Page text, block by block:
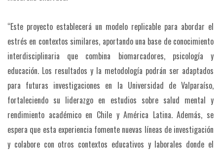
“Este proyecto establecerá un modelo replicable para abordar el
estrés en contextos similares, aportando una base de conocimiento
interdisciplinaria que combina biomarcadores, psicología y
educación. Los resultados y la metodología podrán ser adaptados
para futuras investigaciones en la Universidad de Valparaíso,
fortaleciendo su liderazgo en estudios sobre salud mental y
rendimiento académico en Chile y América Latina. Además, se
espera que esta experiencia fomente nuevas líneas de investigación
y colabore con otros contextos educativos y laborales donde el